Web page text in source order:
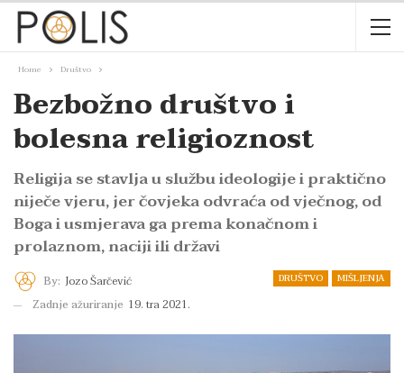
Home Društvo
Bezbožno društvo i
bolesna religioznost
Religija se stavlja u službu ideologije i praktično
niječe vjeru, jer čovjeka odvraća od vječnog, od
Boga i usmjerava ga prema konačnom i
prolaznom, naciji ili državi
DRUŠTVO MIŠLJENJA
By: Jozo Šarčević
Zadnje ažuriranje 19. tra 2021.